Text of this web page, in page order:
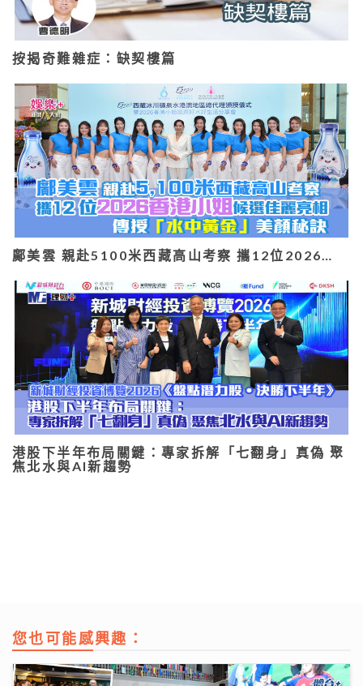
按揭奇難雜症：缺契樓篇
鄺美雲 親赴5100米西藏高山考察 攜12位2026…
港股下半年布局關鍵：專家拆解「七翻身」真偽 聚
焦北水與AI新趨勢
您也可能感興趣：